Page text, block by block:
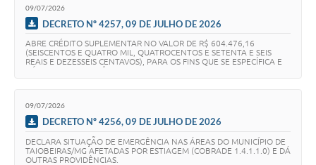
Enquete
Telefones Úteis
Sala M. do Empreendedor
Secretarias
09/07/2026
DECRETO Nº 4257, 09 DE JULHO DE 2026
ABRE CRÉDITO SUPLEMENTAR NO VALOR DE R$ 604.476,16
(SEISCENTOS E QUATRO MIL, QUATROCENTOS E SETENTA E SEIS
REAIS E DEZESSEIS CENTAVOS), PARA OS FINS QUE SE ESPECÍFICA E
09/07/2026
DECRETO Nº 4256, 09 DE JULHO DE 2026
DECLARA SITUAÇÃO DE EMERGÊNCIA NAS ÁREAS DO MUNICÍPIO DE
TAIOBEIRAS/MG AFETADAS POR ESTIAGEM (COBRADE 1.4.1.1.0) E DÁ
OUTRAS PROVIDÊNCIAS.